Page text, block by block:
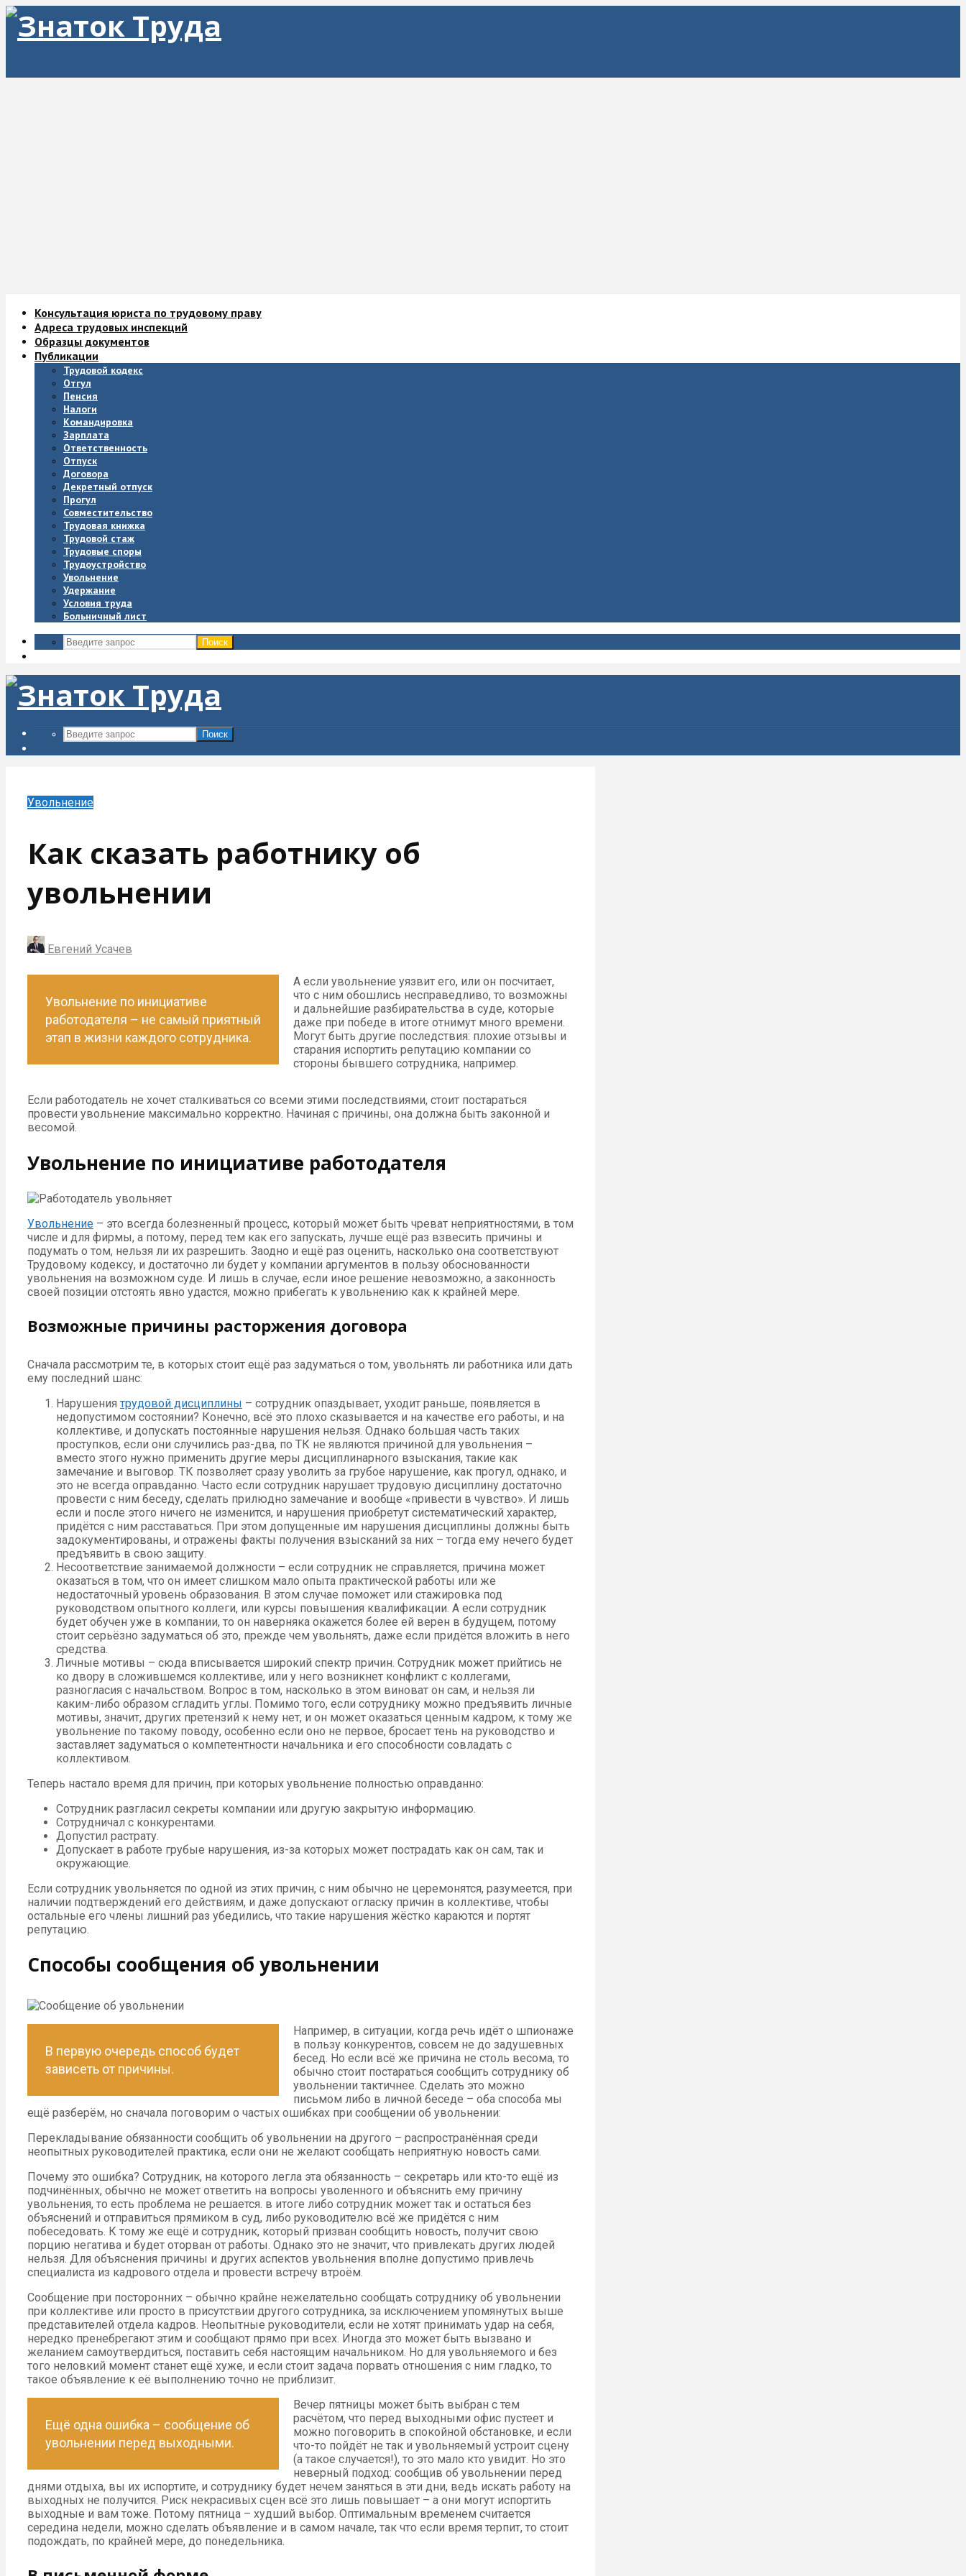
Консультация юриста по трудовому праву
Адреса трудовых инспекций
Образцы документов
Публикации
Трудовой кодекс
Отгул
Пенсия
Налоги
Командировка
Зарплата
Ответственность
Отпуск
Договора
Декретный отпуск
Прогул
Совместительство
Трудовая книжка
Трудовой стаж
Трудовые споры
Трудоустройство
Увольнение
Удержание
Условия труда
Больничный лист
Поиск
Поиск
Увольнение
Как сказать работнику об
увольнении
Евгений Усачев
Увольнение по инициативе
работодателя – не самый приятный
этап в жизни каждого сотрудника.
А если увольнение уязвит его, или он посчитает,
что с ним обошлись несправедливо, то возможны
и дальнейшие разбирательства в суде, которые
даже при победе в итоге отнимут много времени.
Могут быть другие последствия: плохие отзывы и
старания испортить репутацию компании со
стороны бывшего сотрудника, например.
Если работодатель не хочет сталкиваться со всеми этими последствиями, стоит постараться
провести увольнение максимально корректно. Начиная с причины, она должна быть законной и
весомой.
Увольнение по инициативе работодателя
Увольнение – это всегда болезненный процесс, который может быть чреват неприятностями, в том
числе и для фирмы, а потому, перед тем как его запускать, лучше ещё раз взвесить причины и
подумать о том, нельзя ли их разрешить. Заодно и ещё раз оценить, насколько она соответствуют
Трудовому кодексу, и достаточно ли будет у компании аргументов в пользу обоснованности
увольнения на возможном суде. И лишь в случае, если иное решение невозможно, а законность
своей позиции отстоять явно удастся, можно прибегать к увольнению как к крайней мере.
Возможные причины расторжения договора
Сначала рассмотрим те, в которых стоит ещё раз задуматься о том, увольнять ли работника или дать
ему последний шанс:
Нарушения трудовой дисциплины – сотрудник опаздывает, уходит раньше, появляется в
недопустимом состоянии? Конечно, всё это плохо сказывается и на качестве его работы, и на
коллективе, и допускать постоянные нарушения нельзя. Однако большая часть таких
проступков, если они случились раз-два, по ТК не являются причиной для увольнения –
вместо этого нужно применить другие меры дисциплинарного взыскания, такие как
замечание и выговор. ТК позволяет сразу уволить за грубое нарушение, как прогул, однако, и
это не всегда оправданно. Часто если сотрудник нарушает трудовую дисциплину достаточно
провести с ним беседу, сделать прилюдно замечание и вообще «привести в чувство». И лишь
если и после этого ничего не изменится, и нарушения приобретут систематический характер,
придётся с ним расставаться. При этом допущенные им нарушения дисциплины должны быть
задокументированы, и отражены факты получения взысканий за них – тогда ему нечего будет
предъявить в свою защиту.
Несоответствие занимаемой должности – если сотрудник не справляется, причина может
оказаться в том, что он имеет слишком мало опыта практической работы или же
недостаточный уровень образования. В этом случае поможет или стажировка под
руководством опытного коллеги, или курсы повышения квалификации. А если сотрудник
будет обучен уже в компании, то он наверняка окажется более ей верен в будущем, потому
стоит серьёзно задуматься об это, прежде чем увольнять, даже если придётся вложить в него
средства.
Личные мотивы – сюда вписывается широкий спектр причин. Сотрудник может прийтись не
ко двору в сложившемся коллективе, или у него возникнет конфликт с коллегами,
разногласия с начальством. Вопрос в том, насколько в этом виноват он сам, и нельзя ли
каким-либо образом сгладить углы. Помимо того, если сотруднику можно предъявить личные
мотивы, значит, других претензий к нему нет, и он может оказаться ценным кадром, к тому же
увольнение по такому поводу, особенно если оно не первое, бросает тень на руководство и
заставляет задуматься о компетентности начальника и его способности совладать с
коллективом.
Теперь настало время для причин, при которых увольнение полностью оправданно:
Сотрудник разгласил секреты компании или другую закрытую информацию.
Сотрудничал с конкурентами.
Допустил растрату.
Допускает в работе грубые нарушения, из-за которых может пострадать как он сам, так и
окружающие.
Если сотрудник увольняется по одной из этих причин, с ним обычно не церемонятся, разумеется, при
наличии подтверждений его действиям, и даже допускают огласку причин в коллективе, чтобы
остальные его члены лишний раз убедились, что такие нарушения жёстко караются и портят
репутацию.
Способы сообщения об увольнении
В первую очередь способ будет
зависеть от причины.
Например, в ситуации, когда речь идёт о шпионаже
в пользу конкурентов, совсем не до задушевных
бесед. Но если всё же причина не столь весома, то
обычно стоит постараться сообщить сотруднику об
увольнении тактичнее. Сделать это можно
письмом либо в личной беседе – оба способа мы
ещё разберём, но сначала поговорим о частых ошибках при сообщении об увольнении:
Перекладывание обязанности сообщить об увольнении на другого – распространённая среди
неопытных руководителей практика, если они не желают сообщать неприятную новость сами.
Почему это ошибка? Сотрудник, на которого легла эта обязанность – секретарь или кто-то ещё из
подчинённых, обычно не может ответить на вопросы уволенного и объяснить ему причину
увольнения, то есть проблема не решается. в итоге либо сотрудник может так и остаться без
объяснений и отправиться прямиком в суд, либо руководителю всё же придётся с ним
побеседовать. К тому же ещё и сотрудник, который призван сообщить новость, получит свою
порцию негатива и будет оторван от работы. Однако это не значит, что привлекать других людей
нельзя. Для объяснения причины и других аспектов увольнения вполне допустимо привлечь
специалиста из кадрового отдела и провести встречу втроём.
Сообщение при посторонних – обычно крайне нежелательно сообщать сотруднику об увольнении
при коллективе или просто в присутствии другого сотрудника, за исключением упомянутых выше
представителей отдела кадров. Неопытные руководители, если не хотят принимать удар на себя,
нередко пренебрегают этим и сообщают прямо при всех. Иногда это может быть вызвано и
желанием самоутвердиться, поставить себя настоящим начальником. Но для увольняемого и без
того неловкий момент станет ещё хуже, и если стоит задача порвать отношения с ним гладко, то
такое объявление к её выполнению точно не приблизит.
Ещё одна ошибка – сообщение об
увольнении перед выходными.
Вечер пятницы может быть выбран с тем
расчётом, что перед выходными офис пустеет и
можно поговорить в спокойной обстановке, и если
что-то пойдёт не так и увольняемый устроит сцену
(а такое случается!), то это мало кто увидит. Но это
неверный подход: сообщив об увольнении перед
днями отдыха, вы их испортите, и сотруднику будет нечем заняться в эти дни, ведь искать работу на
выходных не получится. Риск некрасивых сцен всё это лишь повышает – а они могут испортить
выходные и вам тоже. Потому пятница – худший выбор. Оптимальным временем считается
середина недели, можно сделать объявление и в самом начале, так что если время терпит, то стоит
подождать, по крайней мере, до понедельника.